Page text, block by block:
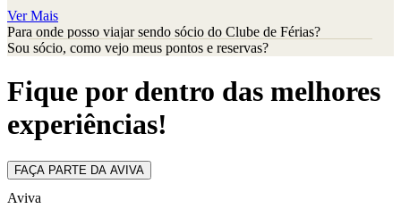
Ver Mais
Para onde posso viajar sendo sócio do Clube de Férias?
Sou sócio, como vejo meus pontos e reservas?
Fique por dentro das melhores
experiências!
FAÇA PARTE DA AVIVA
Aviva